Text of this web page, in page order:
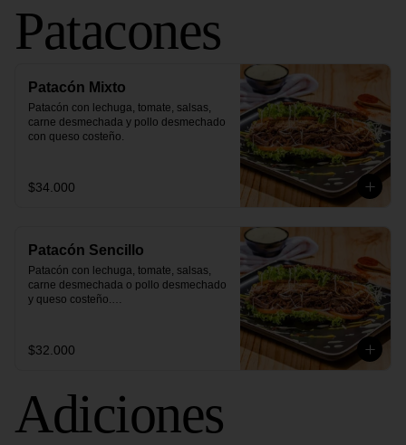
Patacones
Patacón Mixto
Patacón con lechuga, tomate, salsas,
carne desmechada y pollo desmechado
con queso costeño.
$34.000
Patacón Sencillo
Patacón con lechuga, tomate, salsas,
carne desmechada o pollo desmechado
y queso costeño.
$32.000
Adiciones